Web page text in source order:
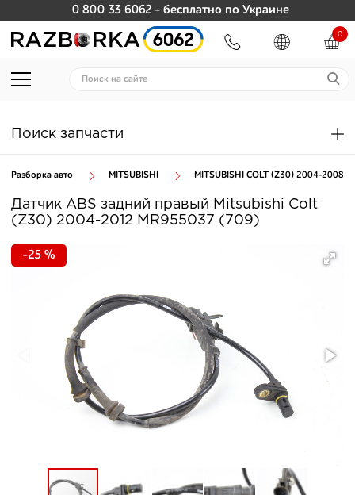
0 800 33 6062 - бесплатно по Украине
0
Поиск запчасти
Разборка авто MITSUBISHI MITSUBISHI COLT (Z30) 2004-2008
Датчик ABS задний правый Mitsubishi Colt
(Z30) 2004-2012 MR955037 (709)
-25 %